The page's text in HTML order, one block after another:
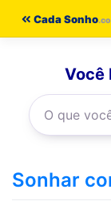
Cada Sonho
Você
Sonhar